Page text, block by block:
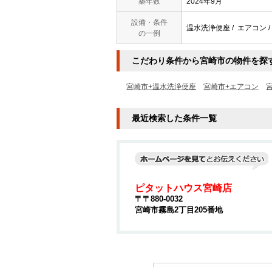
設備・条件
の一例
温水洗浄便座 / エアコン
こだわり条件から宮崎市の物件を探
宮崎市+温水洗浄便座 宮崎市+エアコン
最近検索した条件一覧
ピタットハウス宮崎店
〒〒880-0032
宮崎市霧島2丁目205番地